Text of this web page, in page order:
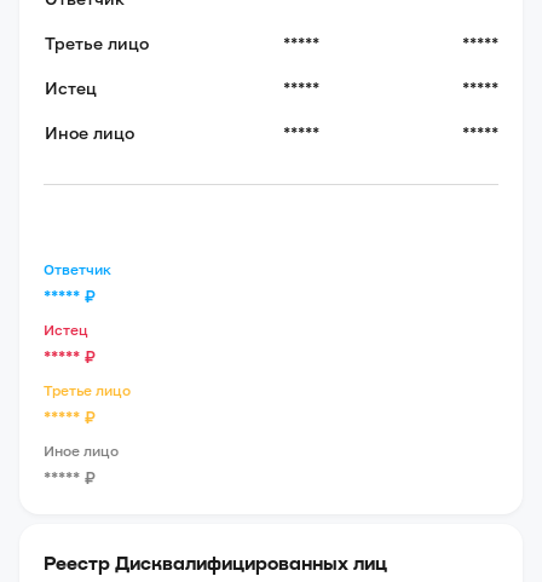
Третье лицо ***** *****
Истец ***** *****
Иное лицо ***** *****
Ответчик
***** ₽
Истец
***** ₽
Третье лицо
***** ₽
Иное лицо
***** ₽
Реестр Дисквалифицированных лиц